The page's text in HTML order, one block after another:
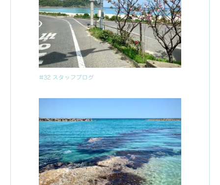
#32 スタッフブログ